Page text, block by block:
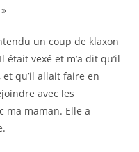
un coup de klaxon
vexé et m’a dit qu’il
qu’il allait faire en
avec les
ma maman. Elle a